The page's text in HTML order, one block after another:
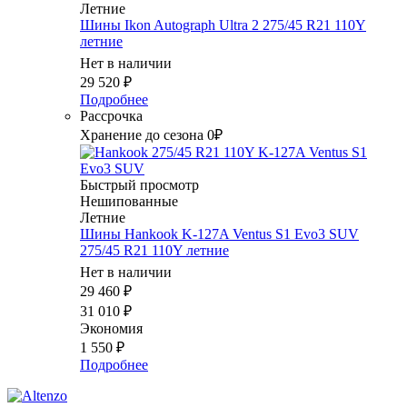
Летние
Шины Ikon Autograph Ultra 2 275/45 R21 110Y
летние
Нет в наличии
29 520 ₽
Подробнее
Рассрочка
Хранение до сезона 0₽
Быстрый просмотр
Нешипованные
Летние
Шины Hankook K-127A Ventus S1 Evo3 SUV
275/45 R21 110Y летние
Нет в наличии
29 460 ₽
31 010 ₽
Экономия
1 550 ₽
Подробнее